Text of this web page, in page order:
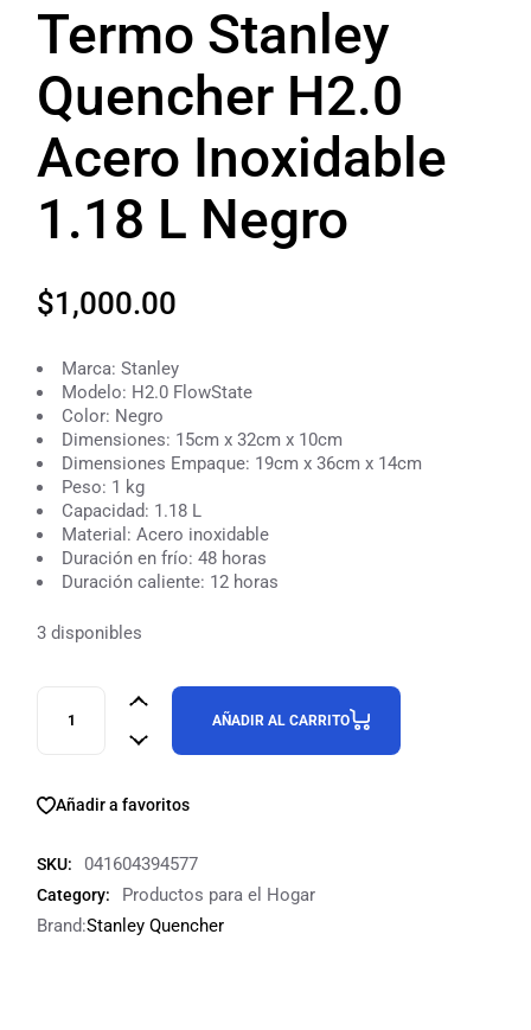
Termo Stanley
Quencher H2.0
Acero Inoxidable
1.18 L Negro
$1,000.00
Marca: Stanley
Modelo: H2.0 FlowState
Color: Negro
Dimensiones: 15cm x 32cm x 10cm
Dimensiones Empaque: 19cm x 36cm x 14cm
Peso: 1 kg
Capacidad: 1.18 L
Material: Acero inoxidable
Duración en frío: 48 horas
Duración caliente: 12 horas
3 disponibles
AÑADIR AL CARRITO
Añadir a favoritos
SKU: 041604394577
Category:
Productos para el Hogar
Brand:Stanley Quencher